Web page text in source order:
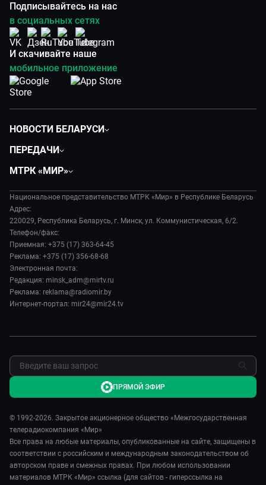
Подписывайтесь на нас
в социальных сетях
И скачивайте наше
мобильное приложение
НОВОСТИ БЕЛАРУСИ
Экономика
Происшествия
Наука и технологии
Здоровье и медицина
Авто
Культура
Спорт
ПЕРЕДАЧИ
Все как у людей
Вместе выгодно
Евразия. Культурно
Евразия. Регионы
Наши иностранцы
Пять причин поехать в...
Сделано в Содружестве
МТРК «МИР»
История
Руководство
Лица мира
Новости
Пресса о нас
Карьера
Реклама
Национальное представительство МТРК «Мир» в Республике Беларусь
Адрес:
220029, Республика Беларусь, г. Минск, ул. Коммунистическая, 6/2.
Телефон/факс:
Приемная: +375 (17) 363-64-45
Реклама: +375 (17) 356-68-68
Электронная почта:
Редакция: minsk_adm@mirtv.ru
Реклама: reklama@radiomir.by
Интернет-портал: mir24@mir24.tv
© 1992-2026. Закрытое акционерное общество «Межгосударственная
телерадиокомпания «Мир»
Все права на любые материалы, опубликованные на сайте, защищены в
соответствии с российским и международным законодательством об
авторском праве и смежных правах. При любом использовании
материалов МТРК «Мир» ссылка (для сайтов - гиперссылка на
ПРЯМОЙ ЭФИР